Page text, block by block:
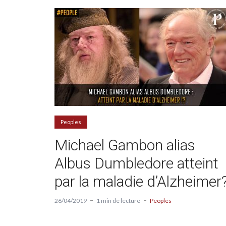
Peoples
Michael Gambon alias
Albus Dumbledore atteint
par la maladie
26/04/2019 1 min de lecture Peoples